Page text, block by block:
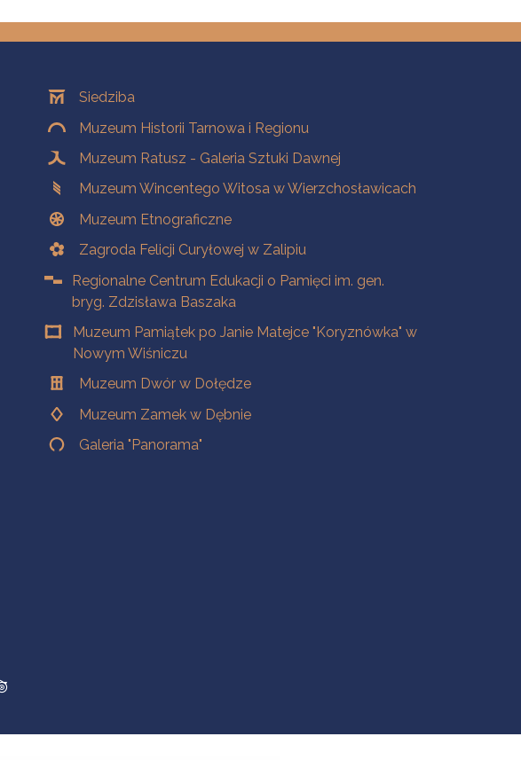
OddziałySiedziba
Muzeum Historii Tarnowa i Regionu
Muzeum Ratusz - Galeria Sztuki Dawnej
Muzeum Wincentego Witosa w Wierzchosławicach
Muzeum Etnograficzne
Zagroda Felicji Curyłowej w Zalipiu
Regionalne Centrum Edukacji o Pamięci im. gen.
bryg. Zdzisława Baszaka
Muzeum Pamiątek po Janie Matejce "Koryznówka" w
Nowym Wiśniczu
Muzeum Dwór w Dołędze
Muzeum Zamek w Dębnie
Galeria "Panorama"